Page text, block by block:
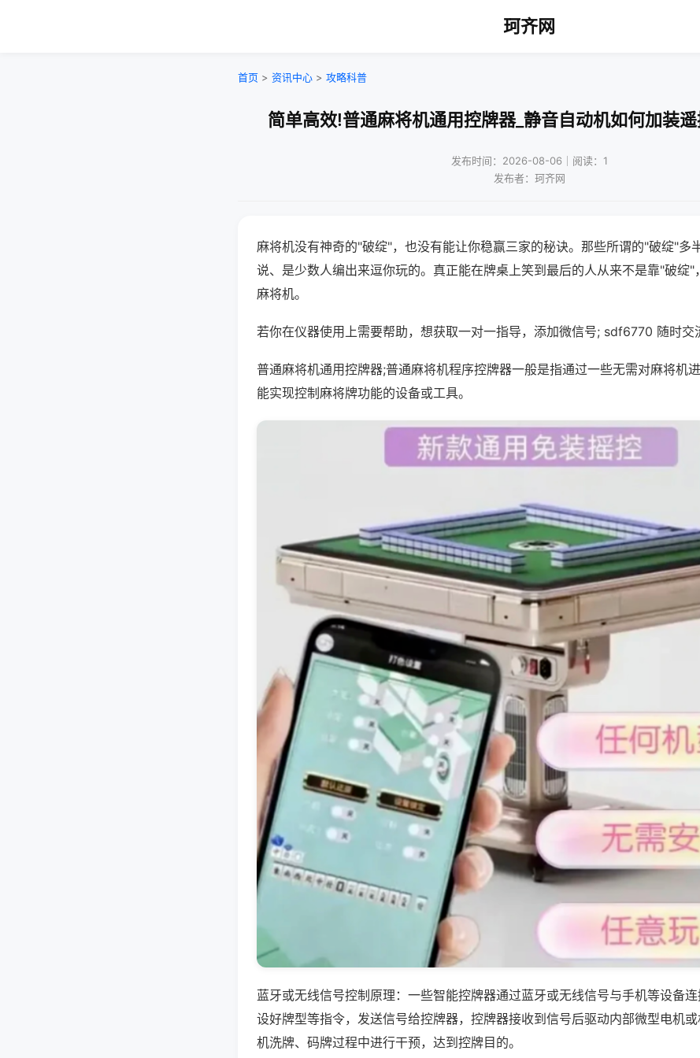
珂齐网
首页 > 资讯中心 > 攻略科普
简单高效!普通麻将机通用控牌器_静音自动机如何加装
发布时间：2026-08-06｜阅读：1
发布者：珂齐网
麻将机没有神奇的"破绽"，也没有能让你稳赢三家的秘诀。那些所谓的"破绽"多
说、是少数人编出来逗你玩的。真正能在牌桌上笑到最后的人从来不是靠"破绽"
麻将机。
若你在仪器使用上需要帮助，想获取一对一指导，添加微信号; sdf6770 随时交
普通麻将机通用控牌器;普通麻将机程序控牌器一般是指通过一些无需对麻将机
能实现控制麻将牌功能的设备或工具。
蓝牙或无线信号控制原理：一些智能控牌器通过蓝牙或无线信号与手机等设备
设好牌型等指令，发送信号给控牌器，控牌器接收到信号后驱动内部微型电机
机洗牌、码牌过程中进行干预，达到控牌目的。